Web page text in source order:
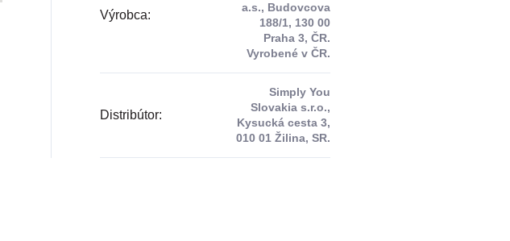
Výrobca:
a.s., Budovcova
188/1, 130 00
Praha 3, ČR.
Vyrobené v ČR.
Distribútor:
Simply You
Slovakia s.r.o.,
Kysucká cesta 3,
010 01 Žilina, SR.